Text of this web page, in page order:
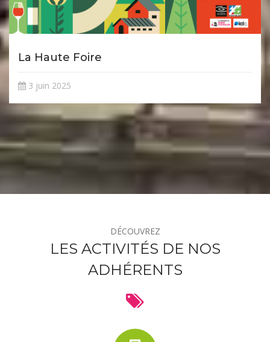
La Haute Foire
3 juin 2025
DÉCOUVREZ
LES ACTIVITÉS DE NOS
ADHÉRENTS